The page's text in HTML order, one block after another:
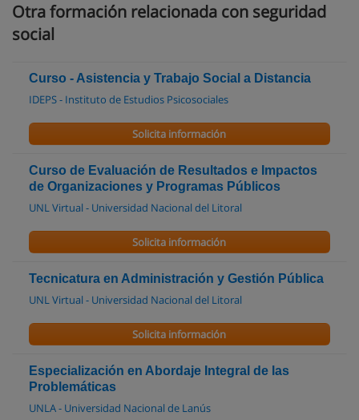
Otra formación relacionada con seguridad
social
Curso - Asistencia y Trabajo Social a Distancia
IDEPS - Instituto de Estudios Psicosociales
Solicita información
Curso de Evaluación de Resultados e Impactos
de Organizaciones y Programas Públicos
UNL Virtual - Universidad Nacional del Litoral
Solicita información
Tecnicatura en Administración y Gestión Pública
UNL Virtual - Universidad Nacional del Litoral
Solicita información
Especialización en Abordaje Integral de las
Problemáticas
UNLA - Universidad Nacional de Lanús